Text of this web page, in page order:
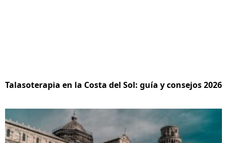
Talasoterapia en la Costa del Sol: guía y consejos 2026